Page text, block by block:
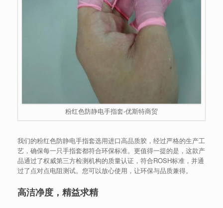
粉红色防静电手指套-优斯特商贸
我们的粉红色防静电手指套选用进口高品质胶，经过严格的生产工
艺，确保每一只手指套都符合环保标准。更值得一提的是，这款产
品通过了权威第三方检测机构的质量认证，符合ROSH标准，并通
过了点对点电阻测试。您可以放心使用，让环保与品质兼得。
高洁净度，精益求精